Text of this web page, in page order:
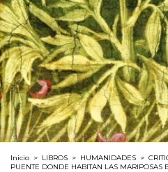
Inicio > LIBROS > HUMANIDADES >
PUENTE DONDE HABITAN LAS MARIPOSAS